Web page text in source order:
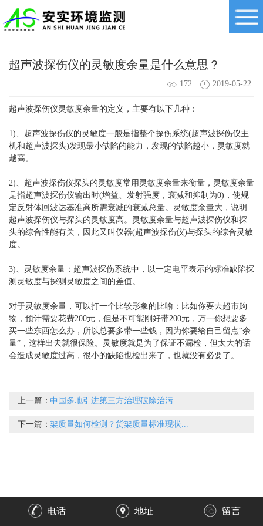
超声波探伤仪的灵敏度余量是什么意思？
172 2019-05-22
超声波探伤仪灵敏度余量的定义，主要有以下几种：
1)、超声波探伤仪的灵敏度一般是指整个探伤系统(超声波探伤仪主
机和超声波探头)发现最小缺陷的能力，发现的缺陷越小，灵敏度就
越高。
2)、超声波探伤仪探头的灵敏度常用灵敏度余量来衡量，灵敏度余量
是指超声波探伤仪输出时(增益、发射强度，衰减和抑制为0)，使规
定反射体回波达基准高所需衰减的衰减总量。灵敏度余量大，说明
超声波探伤仪与探头的灵敏度高。灵敏度余量与超声波探伤仪和探
头的综合性能有关，因此又叫仪器(超声波探伤仪)与探头的综合灵敏
度。
3)、灵敏度余量：超声波探伤系统中，以一定电平表示的标准缺陷探
测灵敏度与探测灵敏度之间的差值。
对于灵敏度余量，可以打一个比较形象的比喻：比如你要去超市购
物，预计需要花费200元，但是不可能刚好带200元，万一你想要多
买一些东西怎么办，所以总要多带一些钱，因为你要给自己留点“余
量”，这样出去就很保险。灵敏度就是为了保证不漏检，但太大的话
会造成灵敏度过高，很小的缺陷也检出来了，也就没有必要了。
上一篇：中国多地引进第三方治理破除治污...
下一篇：架质量如何检测？货架质量标准现状...
电话 地址 留言